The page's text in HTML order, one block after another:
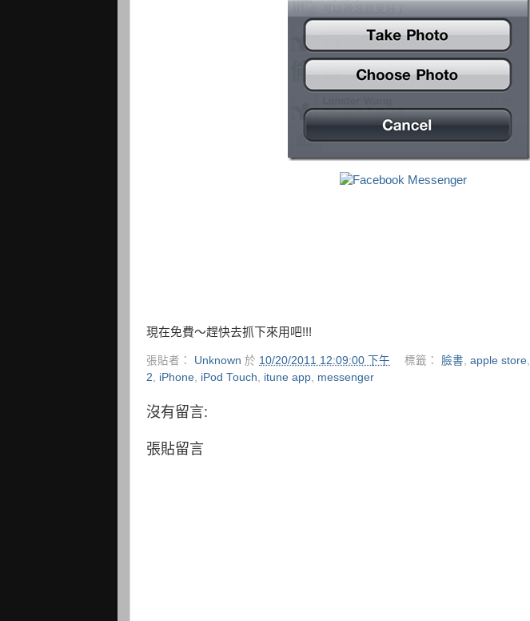
現在免費～趕快去抓下來用吧!!!
張貼者： Unknown 於 10/20/2011 12:09:00 下午 標籤： 臉書, apple store,
2, iPhone, iPod Touch, itune app, messenger
沒有留言:
張貼留言